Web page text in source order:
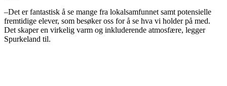
–Det er fantastisk å se mange fra lokalsamfunnet samt potensielle
fremtidige elever, som besøker oss for å se hva vi holder på med.
Det skaper en virkelig varm og inkluderende atmosfære, legger
Spurkeland til.